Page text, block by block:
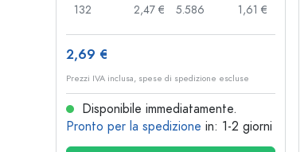
132
2,47 €
5.586
1,61 €
2,69 €
Prezzi IVA inclusa, spese di spedizione escluse
Disponibile immediatamente.
Pronto per la spedizione in: 1-2 giorni